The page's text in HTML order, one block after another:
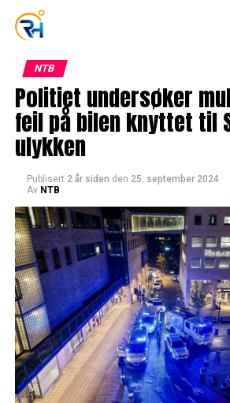
NTB
Politiet undersøker
feil på bilen knyttet til
ulykken
Publisert 2 år siden den 25. september 2024
Av NTB